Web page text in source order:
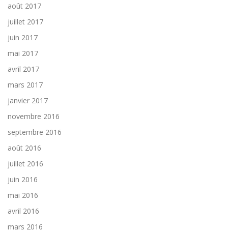
août 2017
juillet 2017
juin 2017
mai 2017
avril 2017
mars 2017
janvier 2017
novembre 2016
septembre 2016
août 2016
juillet 2016
juin 2016
mai 2016
avril 2016
mars 2016